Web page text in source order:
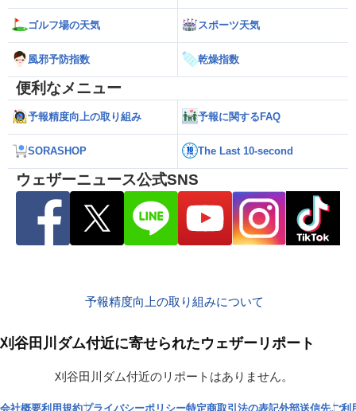
ゴルフ場の天気 スポーツ天気
風邪予防指数 乾燥指数
便利なメニュー
予報精度向上の取り組み 予報に関するFAQ
SORASHOP The Last 10-second
ウェザーニュース公式SNS
予報精度向上の取り組みについて
刈谷田川ダム付近に寄せられたウェザーリポート
刈谷田川ダム付近のリポートはありません。
会社概要利用規約プライバシーポリシー特定商取引法の表記外部送信先ご利